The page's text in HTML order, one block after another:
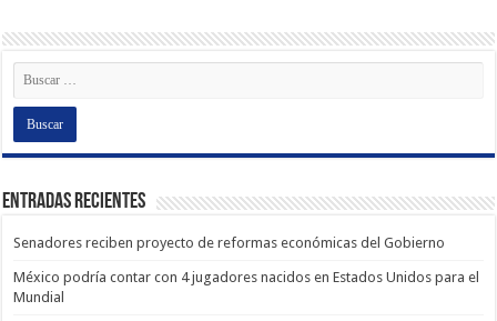
Entradas recientes
Senadores reciben proyecto de reformas económicas del Gobierno
México podría contar con 4 jugadores nacidos en Estados Unidos para el
Mundial